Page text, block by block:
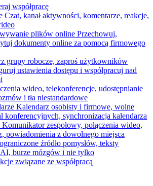
współpracę
Czat, kanał aktywności, komentarze, reakcje,
plików online Przechowuj,
dokumenty online za pomocą firmowego
grupy robocze, zaproś użytkowników
ustawienia dostępu i współpracuj nad
wideo, telekonferencje, udostępnianie
i tła niestandardowe
Kalendarz osobisty i firmowe, wolne
konferencyjnych, synchronizacja kalendarza
Komunikator zespołowy, połączenia wideo,
powiadomienia z dowolnego miejsca
źródło pomysłów, teksty
burze mózgów i nie tylko
związane ze współpracą